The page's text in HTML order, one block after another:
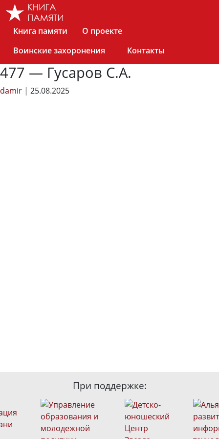
Skip
Книга памяти
О проекте
Воинские захоронения
Контакты
477 — Гусаров С.А.
damir | 25.08.2025
При поддержке: